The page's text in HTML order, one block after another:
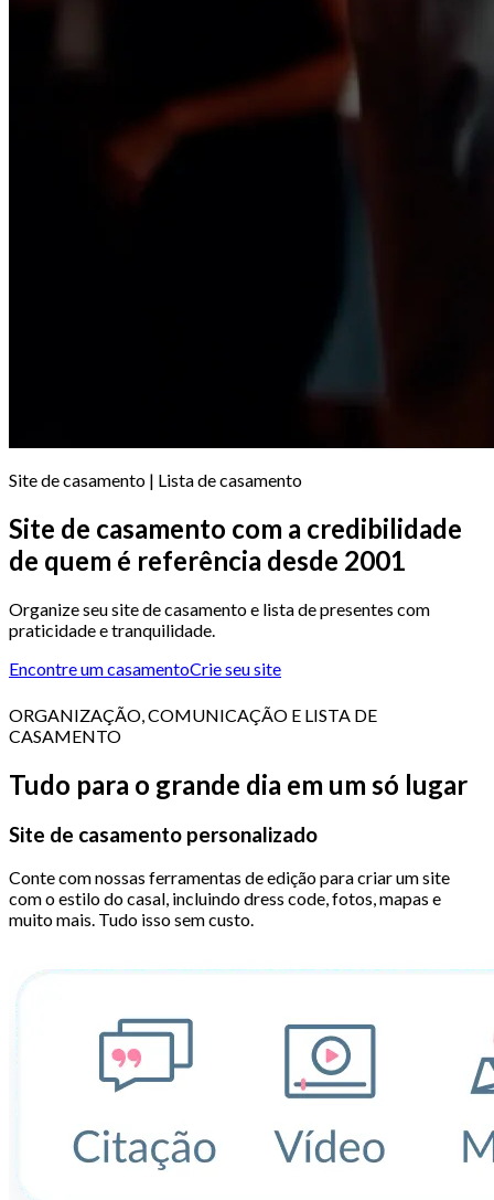
Site de casamento | Lista de casamento
Site de casamento com a credibilidade
de quem é referência desde 2001
Organize seu site de casamento e lista de presentes com
praticidade e tranquilidade.
Encontre um casamentoCrie seu site
ORGANIZAÇÃO, COMUNICAÇÃO E LISTA DE
CASAMENTO
Tudo para o grande dia em um só lugar
Site de casamento personalizado
Conte com nossas ferramentas de edição para criar um site
com o estilo do casal, incluindo dress code, fotos, mapas e
muito mais. Tudo isso sem custo.